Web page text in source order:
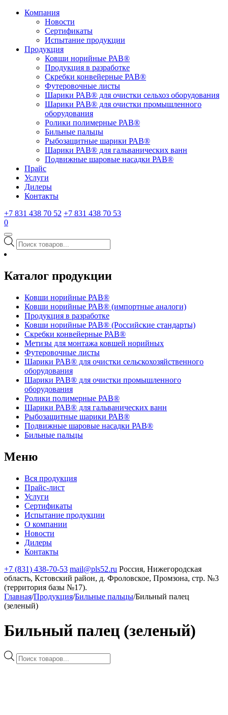
Компания
Новости
Сертификаты
Испытание продукции
Продукция
Ковши норийные РАВ®
Продукция в разработке
Скребки конвейерные РАВ®
Футеровочные листы
Шарики РАВ® для очистки сельхоз оборудования
Шарики РАВ® для очистки промышленного
оборудования
Ролики полимерные РАВ®
Бильные пальцы
Рыбозащитные шарики РАВ®
Шарики РАВ® для гальванических ванн
Подвижные шаровые насадки РАВ®
Прайс
Услуги
Дилеры
Контакты
+7 831 438 70 52 +7 831 438 70 53
0
Поиск
товаров
Каталог продукции
Ковши норийные РАВ®
Ковши норийные РАВ® (импортные аналоги)
Продукция в разработке
Ковши норийные РАВ® (Российские стандарты)
Скребки конвейерные РАВ®
Метизы для монтажа ковшей норийных
Футеровочные листы
Шарики РАВ® для очистки сельскохозяйственного
оборудования
Шарики РАВ® для очистки промышленного
оборудования
Ролики полимерные РАВ®
Шарики РАВ® для гальванических ванн
Рыбозащитные шарики РАВ®
Подвижные шаровые насадки РАВ®
Бильные пальцы
Меню
Вся продукция
Прайс-лист
Услуги
Сертификаты
Испытание продукции
О компании
Новости
Дилеры
Контакты
+7 (831) 438-70-53 mail@pls52.ru Россия, Нижегородская
область, Кстовский район, д. Фроловское, Промзона, стр. №3
(территория базы №17).
Главная/Продукция/Бильные пальцы/Бильный палец
(зеленый)
Бильный палец (зеленый)
Поиск
товаров